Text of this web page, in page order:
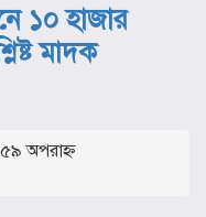
১০ হাজার
মাদক
অপরাহ্ণ